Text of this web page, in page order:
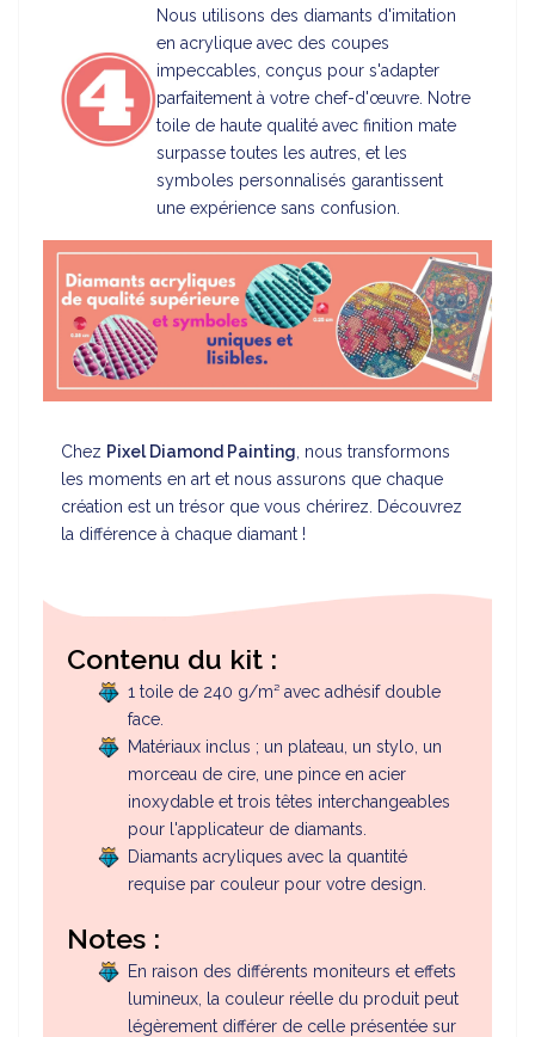
Nous utilisons des diamants d'imitation
en acrylique avec des coupes
impeccables, conçus pour s'adapter
parfaitement à votre chef-d'œuvre. Notre
toile de haute qualité avec finition mate
surpasse toutes les autres, et les
symboles personnalisés garantissent
une expérience sans confusion.
Chez Pixel Diamond Painting , nous transformons
les moments en art et nous assurons que chaque
création est un trésor que vous chérirez. Découvrez
la différence à chaque diamant !
Contenu du kit :
1 toile de 240 g/m² avec adhésif double
face.
Matériaux inclus ; un plateau, un stylo, un
morceau de cire, une pince en acier
inoxydable et trois têtes interchangeables
pour l'applicateur de diamants.
Diamants acryliques avec la quantité
requise par couleur pour votre design.
Notes :
En raison des différents moniteurs et effets
lumineux, la couleur réelle du produit peut
légèrement différer de celle présentée sur